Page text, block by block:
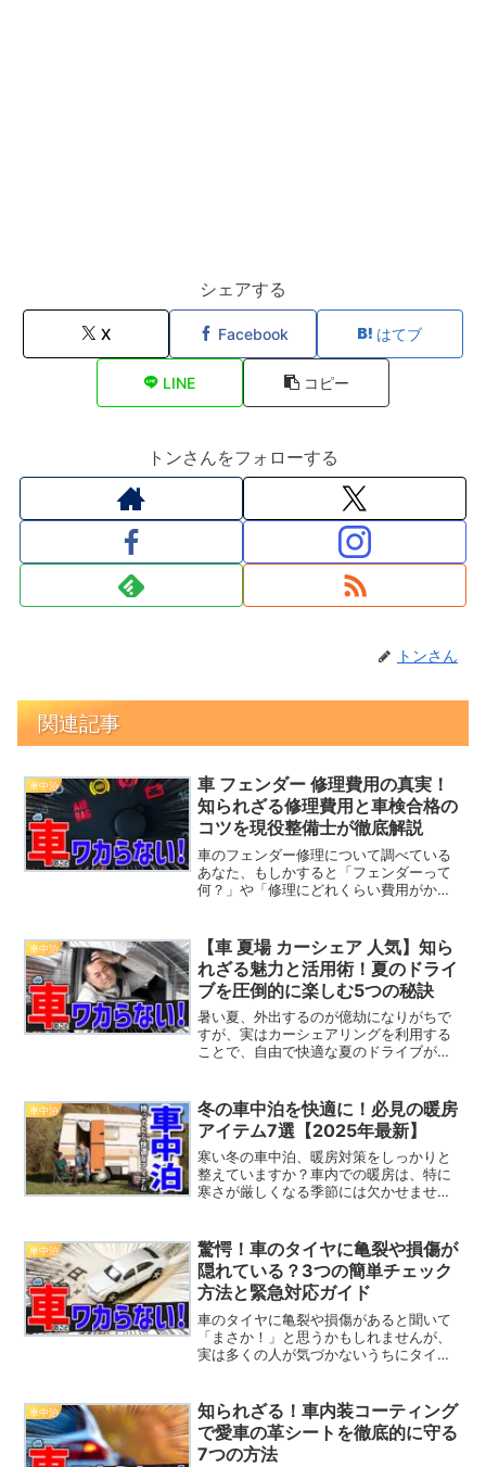
シェアする
X Facebook はてブ
LINE コピー
トンさんをフォローする
トンさん
関連記事
車中泊
車 フェンダー 修理費用の真実！
知られざる修理費用と車検合格の
コツを現役整備士が徹底解説
車のフェンダー修理について調べている
あなた、もしかすると「フェンダーって
何？」や「修理にどれくらい費用がかか
で、見た目の美しさだけでなく、走行時
の安全にも大きく関わってい...
車中泊
【車 夏場 カーシェア 人気】知ら
れざる魅力と活用術！夏のドライ
ブを圧倒的に楽しむ5つの秘訣
暑い夏、外出するのが億劫になりがちで
すが、実はカーシェアリングを利用する
ことで、自由で快適な夏のドライブが実
験となるのか、またどんなグルメドライ
ブや観光スポットがカーシ...
車中泊
冬の車中泊を快適に！必見の暖房
アイテム7選【2025年最新】
寒い冬の車中泊、暖房対策をしっかりと
整えていますか？車内での暖房は、特に
寒さが厳しくなる季節には欠かせませ
よね。ここでは、車中泊歴7年以上の筆者
が実際に使用している暖房...
車中泊
驚愕！車のタイヤに亀裂や損傷が
隠れている？3つの簡単チェック
方法と緊急対応ガイド
車のタイヤに亀裂や損傷があると聞いて
「まさか！」と思うかもしれませんが、
実は多くの人が気づかないうちにタイヤ
と、重大な事故を引き起こす原因になり
かねません。この記事では...
車中泊
知られざる！車内装コーティング
で愛車の革シートを徹底的に守る
7つの方法